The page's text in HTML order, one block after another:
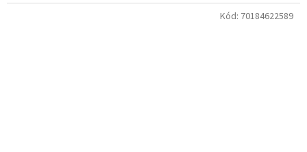
Kód: 70184622589